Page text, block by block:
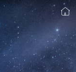
